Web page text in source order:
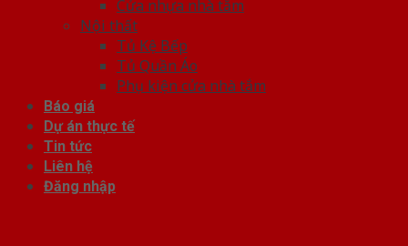
Cửa nhựa nhà tắm
Nội thất
Tủ Kệ Bếp
Tủ Quần Áo
Phụ kiện cửa nhà tắm
Báo giá
Dự án thực tế
Tin tức
Liên hệ
Đăng nhập